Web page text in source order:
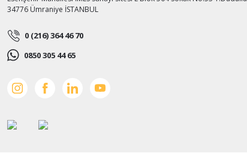
34776 Ümraniye İSTANBUL
0 (216) 364 46 70
0850 305 44 65